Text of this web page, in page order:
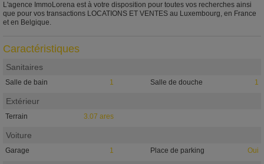
L'agence ImmoLorena est à votre disposition pour toutes vos recherches ainsi
que pour vos transactions LOCATIONS ET VENTES au Luxembourg, en France
et en Belgique.
Caractéristiques
Sanitaires
Salle de bain 1 Salle de douche 1
Extérieur
Terrain 3.07 ares
Voiture
Garage 1 Place de parking Oui